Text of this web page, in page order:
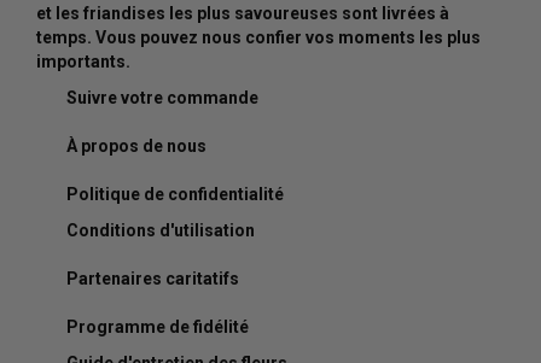
et les friandises les plus savoureuses sont livrées à
temps. Vous pouvez nous confier vos moments les plus
importants.
Suivre votre commande
À propos de nous
Politique de confidentialité
Conditions d'utilisation
Partenaires caritatifs
Programme de fidélité